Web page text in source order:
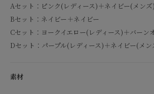
Aセット：ピンク(レディース)＋ネイビー(メンズ)
Bセット：ネイビー＋ネイビー
Cセット：ヨークイエロー(レディース)＋バーン
Dセット：パープル(レディース)＋ネイビー(メン
素材